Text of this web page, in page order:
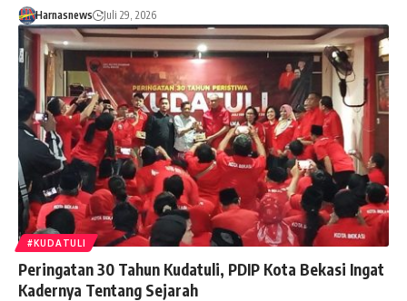
Harnasnews Juli 29, 2026
#KUDATULI
Peringatan 30 Tahun Kudatuli, PDIP Kota Bekasi Ingat
Kadernya Tentang Sejarah